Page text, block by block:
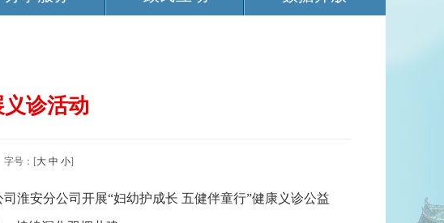
诊活动
号：[大 中 小]
安分公司开展“妇幼护成长 五健伴童行”健康义诊公益